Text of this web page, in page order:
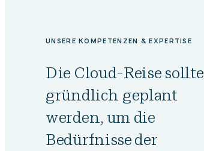
UNSERE KOMPETENZEN & EXPERTISE
Die Cloud-Reise sollte
gründlich geplant
werden, um die
Bedürfnisse der